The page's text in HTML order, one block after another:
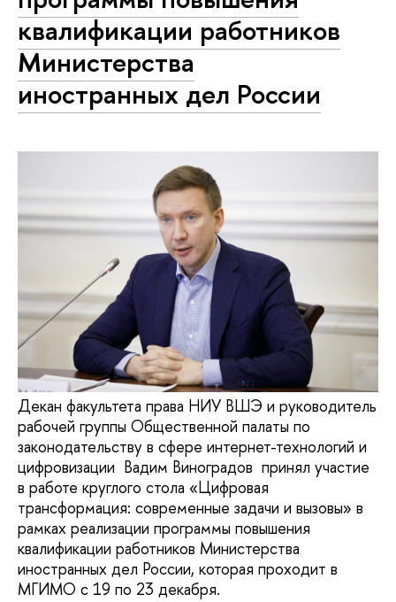
квалификации работников
Министерства
иностранных дел России
Декан факультета права НИУ ВШЭ и руководитель
рабочей группы Общественной палаты по
законодательству в сфере интернет-технологий и
цифровизации Вадим Виноградов принял участие
в работе круглого стола «Цифровая
трансформация: современные задачи и вызовы» в
рамках реализации программы повышения
квалификации работников Министерства
иностранных дел России, которая проходит в
МГИМО с 19 по 23 декабря.